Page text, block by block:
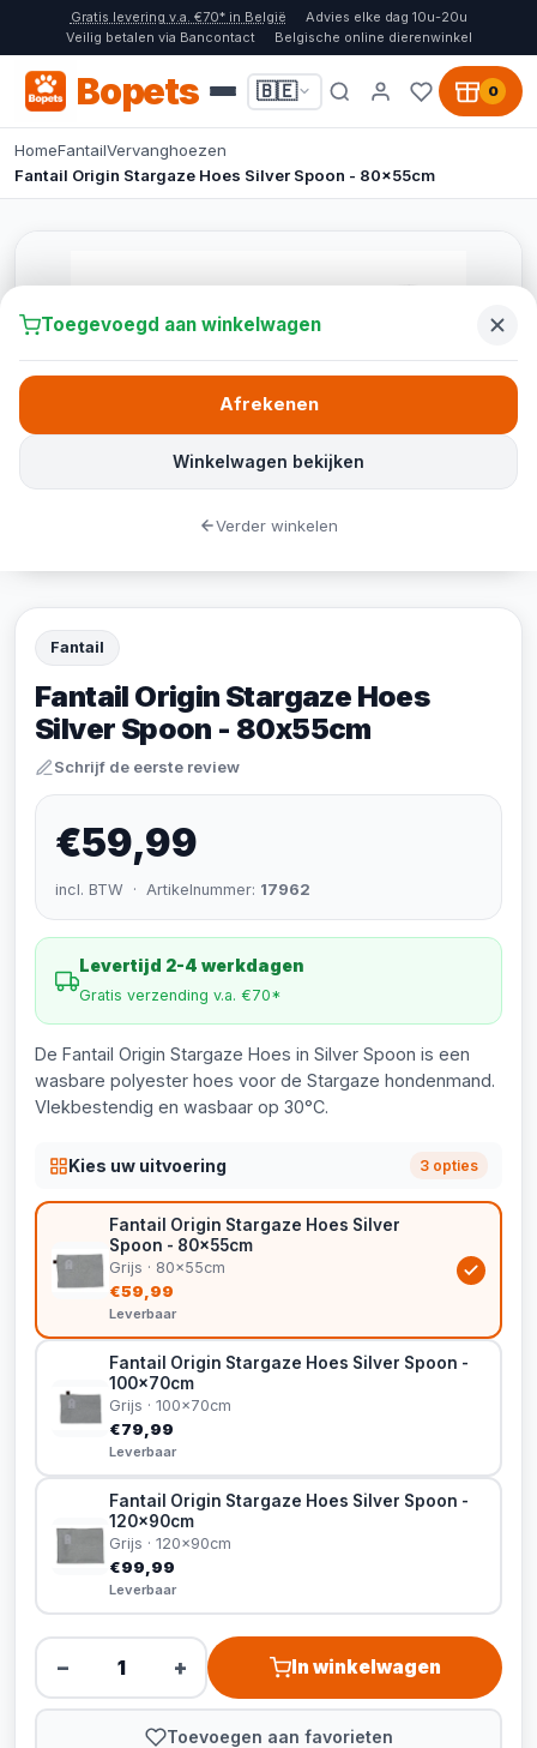
Gratis levering v.a. €70* in België
Advies elke dag 10u-20u
Veilig betalen via Bancontact
Belgische online dierenwinkel
Bopets 🇧🇪 0
HomeFantailVervanghoezen
Fantail Origin Stargaze Hoes Silver Spoon - 80x55cm
Fantail
Fantail Origin Stargaze Hoes
Silver Spoon - 80x55cm
Schrijf de eerste review
€59,99
incl. BTW · Artikelnummer: 17962
Levertijd 2-4 werkdagen
Gratis verzending v.a. €70*
De Fantail Origin Stargaze Hoes in Silver Spoon is een
wasbare polyester hoes voor de Stargaze hondenmand.
Vlekbestendig en wasbaar op 30°C.
Kies uw uitvoering 3 opties
Fantail Origin Stargaze Hoes Silver
Spoon - 80x55cm
Grijs · 80x55cm
€59,99
Leverbaar
Fantail Origin Stargaze Hoes Silver Spoon -
100x70cm
Grijs · 100x70cm
€79,99
Leverbaar
Fantail Origin Stargaze Hoes Silver Spoon -
120x90cm
Grijs · 120x90cm
€99,99
Leverbaar
− + In winkelwagen
Toevoegen aan favorieten
Toegevoegd aan winkelwagen
Winkelwagen bekijken
Afrekenen
Verder winkelen